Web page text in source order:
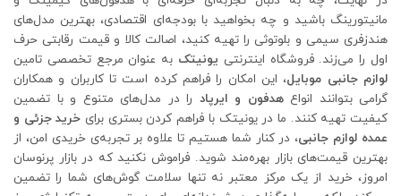
مانیتورینگ باشید و چه بخواهید با بودجه‌ای اقتصادی، بهترین مدل‌های
هندزفری سیمی و بلوتوثی را تهیه کنید، اصالت کالا و قیمت رقابتی حرف
اول را می‌زند. فروشگاه اینترنتی یونیتک به عنوان مرجع تخصصی تامین
لوازم جانبی موبایل، این امکان را فراهم کرده است تا کاربران و همکاران
گرامی بتوانند انواعهدفون و ایرپاد را در مدل‌های متنوع و با تضمین
کیفیت تهیه کنند. ما در یونیتک با فراهم کردن بستری برای خرید جزئی و
عمده لوازم جانبی، در کنار شما هستیم تا علاوه بر تجربه‌ی خریدی امن، از
بهترین قیمت‌های بازار بهره‌مند شوید. فراموش نکنید که در بازار پرنوسان
امروز، خرید از یک مرکز معتبر نه تنها سلامت گوش‌های شما را تضمین